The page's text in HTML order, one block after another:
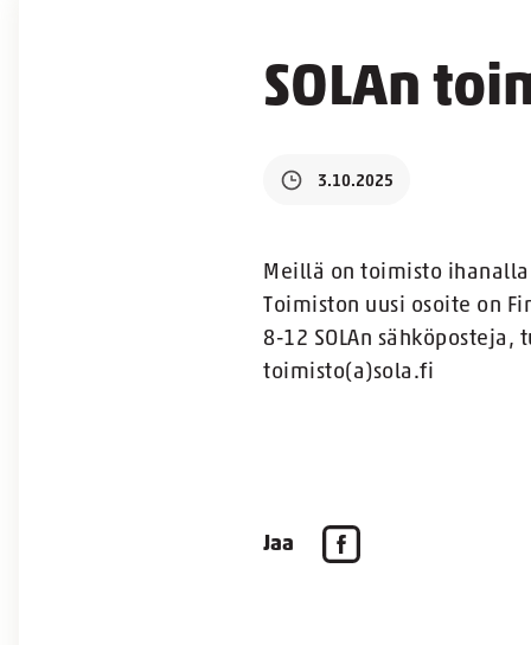
SOLAn
3.10.2025
Meillä on toimisto
Toimiston uusi osoite on
8-12 SOLAn
toimisto(a)sola.fi
Jaa